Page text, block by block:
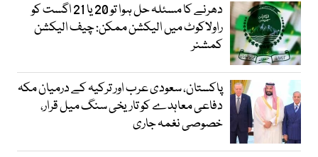
دھرنے کا مسئلہ حل ہوا تو 20 یا 21 اگست کو
راولاکوٹ میں الیکشن ممکن: چیف الیکشن
کمشنر
پاکستان، سعودی عرب اور ترکیہ کے درمیان مکہ
دفاعی معاہدے کو تاریخی سنگ میل قرار،
خصوصی نغمہ جاری